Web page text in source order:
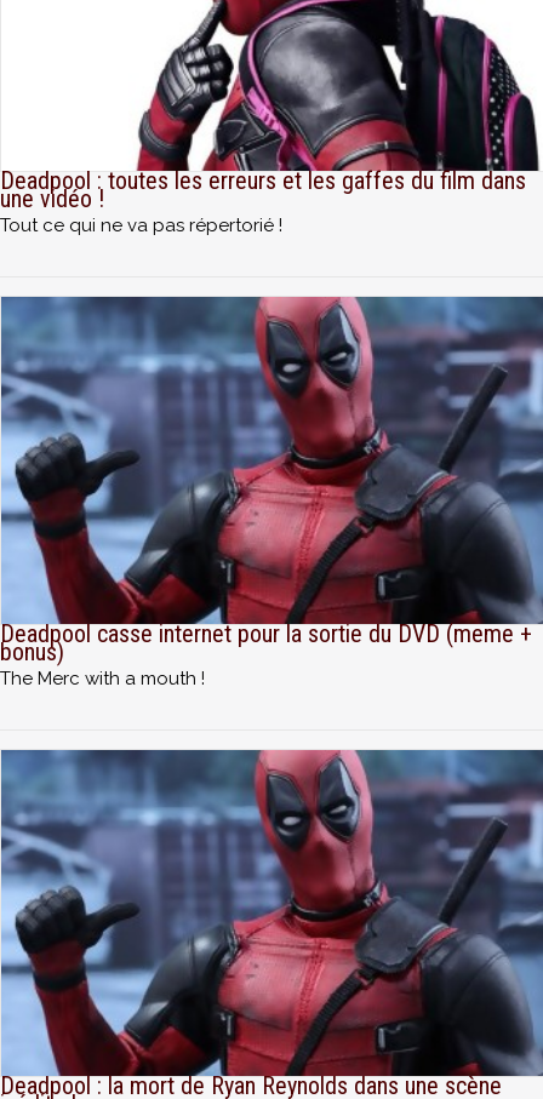
Deadpool : toutes les erreurs et les gaffes du film dans
une vidéo !
Tout ce qui ne va pas répertorié !
Deadpool casse internet pour la sortie du DVD (meme +
bonus)
The Merc with a mouth !
Deadpool : la mort de Ryan Reynolds dans une scène